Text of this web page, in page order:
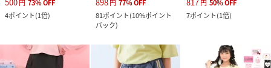
円 73%OFF
4ポイント(1倍)
円 77%OFF
81ポイント(10%ポイント
バック)
円 50%OFF
7ポイント(1倍)